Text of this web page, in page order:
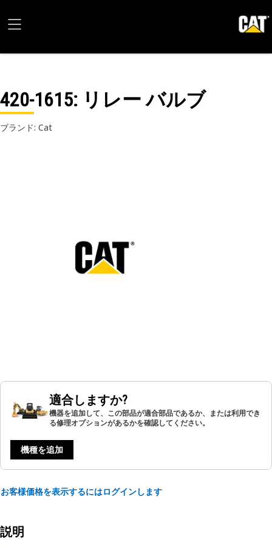
420-1615: リレー バルブ
ブランド: Cat
適合しますか?
機器を追加して、この部品が適合部品であるか、または利用でき
る修理オプションがあるかを確認してください。
機種を追加
お客様価格を表示するにはログインします
説明